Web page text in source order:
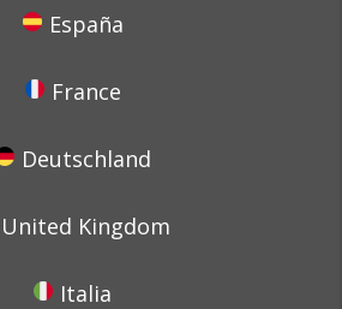
España
France
Deutschland
United Kingdom
Italia